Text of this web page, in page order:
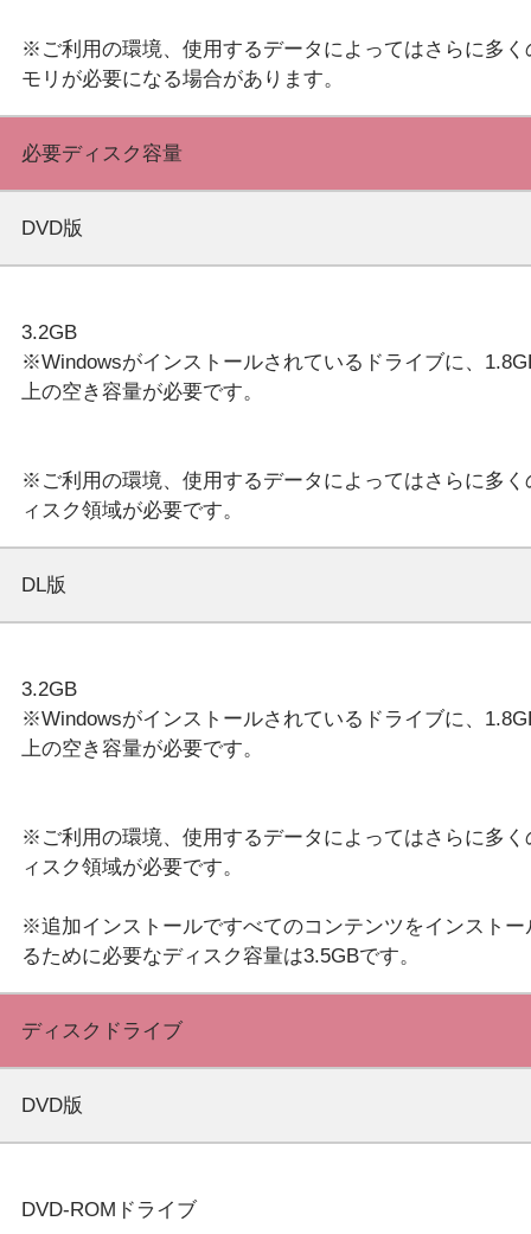
※ご利用の環境、使用するデータによってはさらに多く
必要ディスク容量
DVD版
3.2GB
※Windowsがインストールされているドライブに、
上の空き容量が必要です。
※ご利用の環境、使用するデータによってはさらに多く
DL版
3.2GB
※Windowsがインストールされているドライブに、
上の空き容量が必要です。
※ご利用の環境、使用するデータによってはさらに多く
ィスク領域が必要です。
※追加インストールですべてのコンテンツをインストー
ディスクドライブ
DVD版